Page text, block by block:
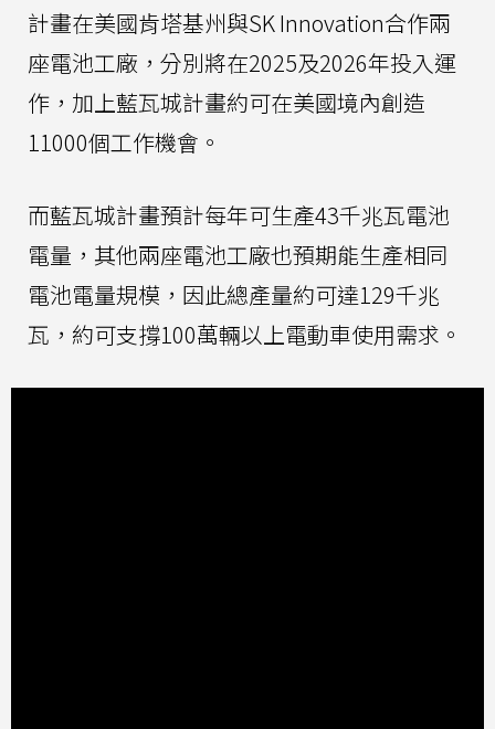
計畫在美國肯塔基州與SK Innovation合作兩
座電池工廠，分別將在2025及2026年投入運
作，加上藍瓦城計畫約可在美國境內創造
11000個工作機會。
而藍瓦城計畫預計每年可生產43千兆瓦電池
電量，其他兩座電池工廠也預期能生產相同
電池電量規模，因此總產量約可達129千兆
瓦，約可支撐100萬輛以上電動車使用需求。